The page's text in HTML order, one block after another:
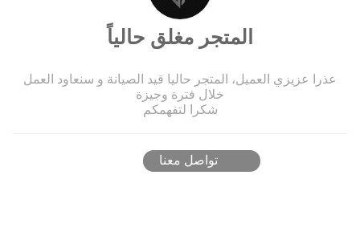
المتجر مغلق حالياً
عذرا عزيزي العميل، المتجر حاليا قيد الصيانة و سنعاود العمل
خلال فترة وجيزة
شكرا لتفهمكم
تواصل معنا